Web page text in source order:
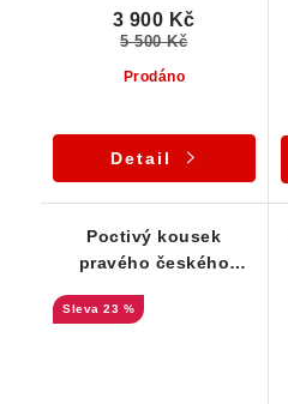
Prodáno
3 900 Kč
5 500 Kč
Detail
Poctivý kousek
pravého českého
žlutou barvou
23 %